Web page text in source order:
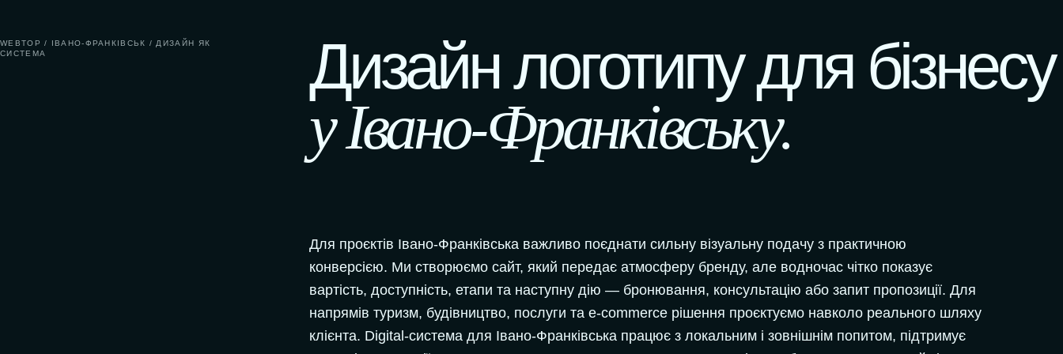
WEBTOP / ІВАНО-ФРАНКІВСЬК / ДИЗАЙН ЯК
СИСТЕМА
Дизайн логотипу для бізнесу
у Івано-Франківську.
Для проєктів Івано-Франківська важливо поєднати сильну візуальну подачу з практичною
конверсією. Ми створюємо сайт, який передає атмосферу бренду, але водночас чітко показує
вартість, доступність, етапи та наступну дію — бронювання, консультацію або запит пропозиції. Для
напрямів туризм, будівництво, послуги та e-commerce рішення проєктуємо навколо реального шляху
клієнта. Digital-система для Івано-Франківська працює з локальним і зовнішнім попитом, підтримує